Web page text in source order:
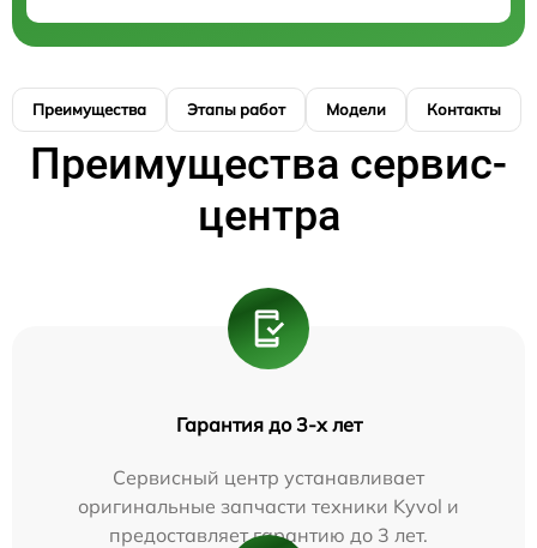
Преимущества Этапы работ Модели Контакты
Преимущества сервис-
центра
Гарантия до 3-х лет
Сервисный центр устанавливает
оригинальные запчасти техники Kyvol и
предоставляет гарантию до 3 лет.